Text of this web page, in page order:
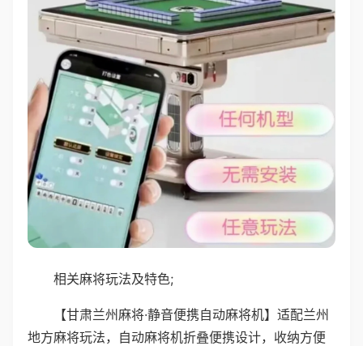
相关麻将玩法及特色;
【甘肃兰州麻将·静音便携自动麻将机】适配兰州
地方麻将玩法，自动麻将机折叠便携设计，收纳方便